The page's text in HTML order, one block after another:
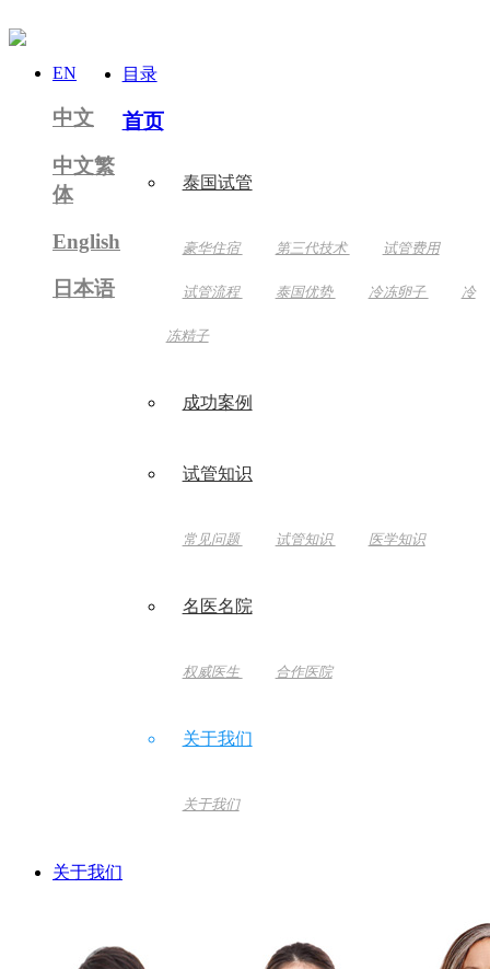
EN
中文
中文繁
体
English
日本语
目录
首页
泰国试管
豪华住宿 第三代技术 试管费用
试管流程 泰国优势 冷冻卵子 冷
冻精子
成功案例
试管知识
常见问题 试管知识 医学知识
名医名院
权威医生 合作医院
关于我们
关于我们
关于我们